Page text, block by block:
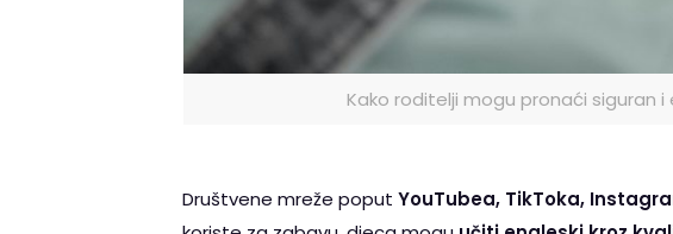
Kako roditelji mogu pronaći siguran
Društvene mreže poput YouTubea, TikToka,